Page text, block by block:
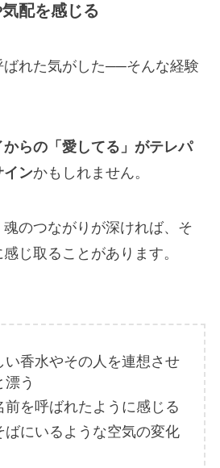
配を感じる
れた気がした──そんな経験
からの「愛してる」がテレパ
インかもしれません。
のつながりが深ければ、そ
じ取ることがあります。
い香水やその人を連想させ
漂う
前を呼ばれたように感じる
ばにいるような空気の変化